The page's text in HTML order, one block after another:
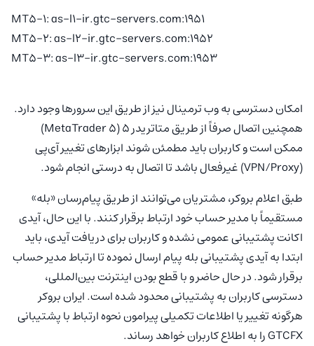
MT5-1: as-l1-ir.gtc-servers.com:1951
MT5-2: as-l2-ir.gtc-servers.com:1952
MT5-3: as-l3-ir.gtc-servers.com:1953
امکان دسترسی به وب ترمینال نیز از طریق این سرورها وجود دارد.
همچنین اتصال صرفاً از طریق متاتریدر ۵ (MetaTrader 5)
ممکن است و کاربران باید مطمئن شوند ابزارهای تغییر آی‌پی
(VPN/Proxy) غیرفعال باشد تا اتصال به‌ درستی انجام شود.
طبق اعلام بروکر، مشتریان می‌توانند از طریق پیام‌رسان «بله»
مستقیماً با مدیر حساب خود ارتباط برقرار کنند. با این حال، آیدی
اکانت پشتیبانی عمومی نشده و کاربران برای دریافت آیدی، باید
ابتدا به آیدی پشتیبانی بله پیام ارسال نموده تا ارتباط مدیر حساب
برقرار شود. در حال حاضر و با قطع بودن اینترنت بین‌المللی،
دسترسی کاربران به پشتیبانی محدود شده است. ایران بروکر
هرگونه تغییر یا اطلاعات تکمیلی پیرامون نحوه ارتباط با پشتیبانی
GTCFX را به اطلاع کاربران خواهد رساند.